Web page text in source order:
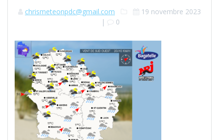
chrismeteonpdc@gmail.com
19 novembre 2023
|
0